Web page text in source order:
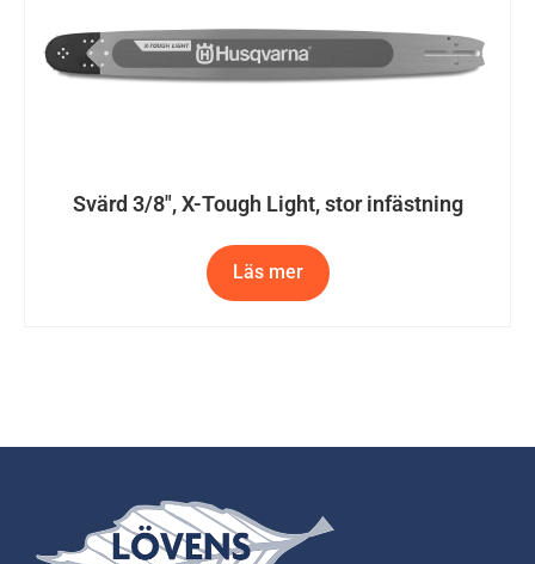
Svärd 3/8″, X-Tough Light, stor infästning
Läs mer